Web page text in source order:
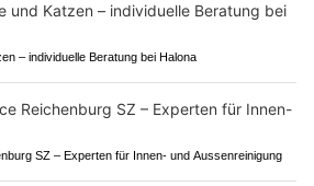
– individuelle Beratung bei Halona
SZ – Experten für Innen- und Aussenreinigung